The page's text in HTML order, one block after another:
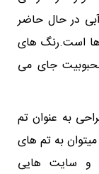
در حال حاضر
ها است.رنگ های
جای می
به عنوان تم
به تم های
و سایت هایی